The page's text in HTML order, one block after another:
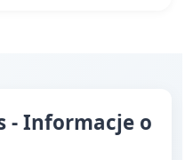
- Informacje o